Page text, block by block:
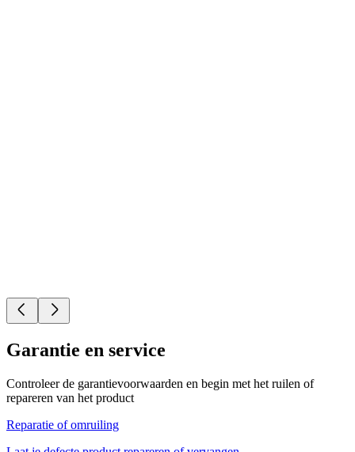
Garantie en service
Controleer de garantievoorwaarden en begin met het ruilen of
repareren van het product
Reparatie of omruiling